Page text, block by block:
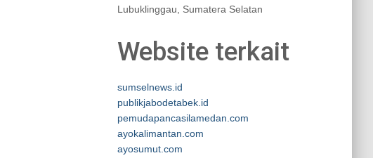
Lubuklinggau, Sumatera Selatan
Website terkait
sumselnews.id
publikjabodetabek.id
pemudapancasilamedan.com
ayokalimantan.com
ayosumut.com